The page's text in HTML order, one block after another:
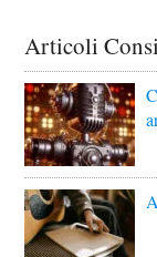
Articoli